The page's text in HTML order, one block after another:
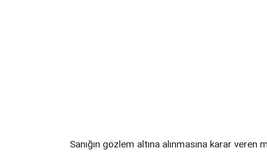
Sanığın gözlem altına alınmasına karar